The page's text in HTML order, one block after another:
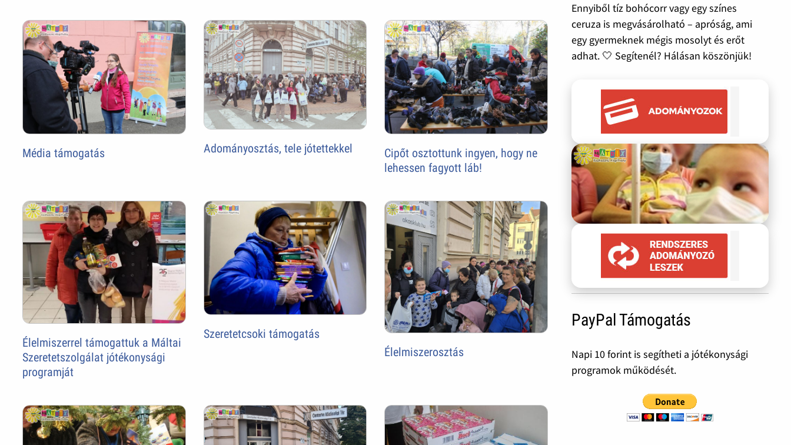
Média támogatás Adományosztás, tele jótettekkel
Cipőt osztottunk ingyen, hogy ne
lehessen fagyott láb!
Élelmiszerrel támogattuk a Máltai
Szeretetszolgálat jótékonysági
programját
Szeretetcsoki támogatás
Élelmiszerosztás
Ennyiből tíz bohócorr vagy egy színes
ceruza is megvásárolható – apróság, ami
egy gyermeknek mégis mosolyt és erőt
adhat. 🤍 Segítenél? Hálásan köszönjük!
PayPal Támogatás
Napi 10 forint is segítheti a jótékonysági
programok működését.